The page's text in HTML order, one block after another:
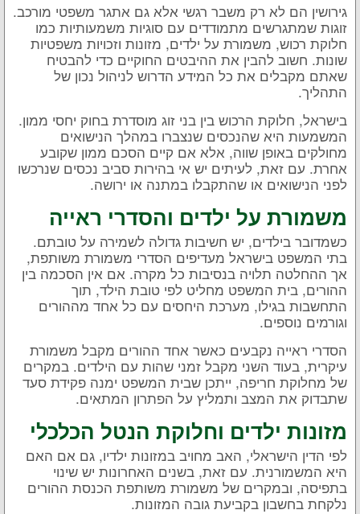
גירושין הם לא רק משבר רגשי אלא גם אתגר משפטי מורכב.
זוגות שמתגרשים מתמודדים עם סוגיות משמעותיות כמו
חלוקת רכוש, משמורת על ילדים, מזונות וזכויות משפטיות
שונות. חשוב להבין את ההיבטים החוקיים כדי להבטיח
שאתם מקבלים את כל המידע הדרוש לניהול נכון של
התהליך.
בישראל, חלוקת הרכוש בין בני זוג מוסדרת בחוק יחסי ממון.
המשמעות היא שהנכסים שנצברו במהלך הנישואים
מחולקים באופן שווה, אלא אם קיים הסכם ממון שקובע
אחרת. עם זאת, לעיתים יש אי בהירות סביב נכסים שנרכשו
לפני הנישואים או שהתקבלו במתנה או ירושה.
משמורת על ילדים והסדרי ראייה
כשמדובר בילדים, יש חשיבות גדולה לשמירה על טובתם.
בתי המשפט בישראל מעדיפים הסדרי משמורת משותפת,
אך ההחלטה תלויה בנסיבות כל מקרה. אם אין הסכמה בין
ההורים, בית המשפט מחליט לפי טובת הילד, תוך
התחשבות בגילו, מערכת היחסים עם כל אחד מההורים
וגורמים נוספים.
הסדרי ראייה נקבעים כאשר אחד ההורים מקבל משמורת
עיקרית, בעוד השני מקבל זמני שהות עם הילדים. במקרים
של מחלוקת חריפה, ייתכן שבית המשפט ימנה פקידת סעד
שתבדוק את המצב ותמליץ על הפתרון המתאים.
מזונות ילדים וחלוקת הנטל הכלכלי
לפי הדין הישראלי, האב מחויב במזונות ילדיו, גם אם האם
היא המשמורנית. עם זאת, בשנים האחרונות יש שינוי
בתפיסה, ובמקרים של משמורת משותפת הכנסת ההורים
נלקחת בחשבון בקביעת גובה המזונות.